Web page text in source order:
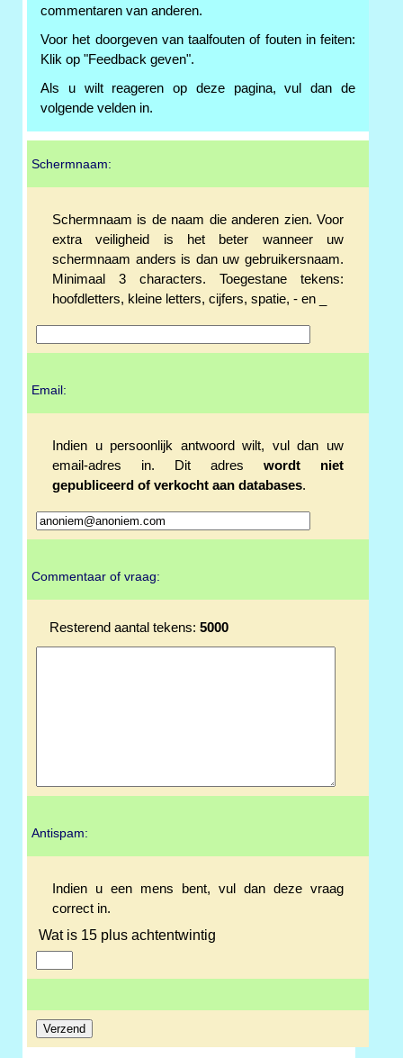
commentaren van anderen.
Voor het doorgeven van taalfouten of fouten in feiten:
Klik op "Feedback geven".
Als u wilt reageren op deze pagina, vul dan de
volgende velden in.
Schermnaam:
Schermnaam is de naam die anderen zien. Voor
extra veiligheid is het beter wanneer uw
schermnaam anders is dan uw gebruikersnaam.
Minimaal 3 characters. Toegestane tekens:
hoofdletters, kleine letters, cijfers, spatie, - en _
Email:
Indien u persoonlijk antwoord wilt, vul dan uw
email-adres in. Dit adres wordt niet
gepubliceerd of verkocht aan databases.
Commentaar of vraag:
Resterend aantal tekens: 5000
Antispam:
Indien u een mens bent, vul dan deze vraag
correct in.
Wat is 15 plus achtentwintig